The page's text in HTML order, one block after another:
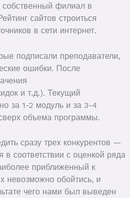
собственный филиал в
сайтов строиться
в сети интернет.
подписали преподаватели,
ошибки. После
и т.д.). Текущий
за 1-2 модуль и за 3-4
объема программы.
сразу трех конкурентов —
соответствии с оценкой ряда
приближенный к
невозможно обойтись, и
чего нами был выведен